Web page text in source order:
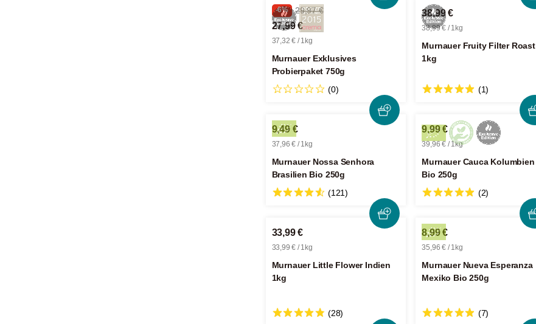
-6% 29,97 €
27,99 €
37,32 € / 1kg
Murnauer Exklusives
Probierpaket 750g
(0)
38,99 €
38,99 € / 1kg
Murnauer Fruity Filter Roast
1kg
(1)
9,49 €
37,96 € / 1kg
Murnauer Nossa Senhora
Brasilien Bio 250g
(121)
9,99 €
39,96 € / 1kg
Murnauer Cauca Kolumbien
Bio 250g
(2)
33,99 €
33,99 € / 1kg
Murnauer Little Flower Indien
1kg
(28)
8,99 €
35,96 € / 1kg
Murnauer Nueva Esperanza
Mexiko Bio 250g
(7)